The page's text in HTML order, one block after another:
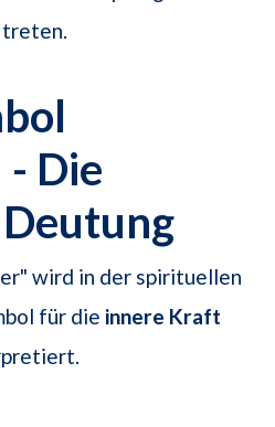
Die
wird in der spirituellen
für die innere Kraft